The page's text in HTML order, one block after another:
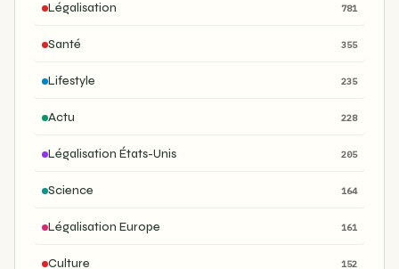
Légalisation 781
Santé 355
Lifestyle 235
Actu 228
Légalisation États-Unis 205
Science 164
Légalisation Europe 161
Culture 152